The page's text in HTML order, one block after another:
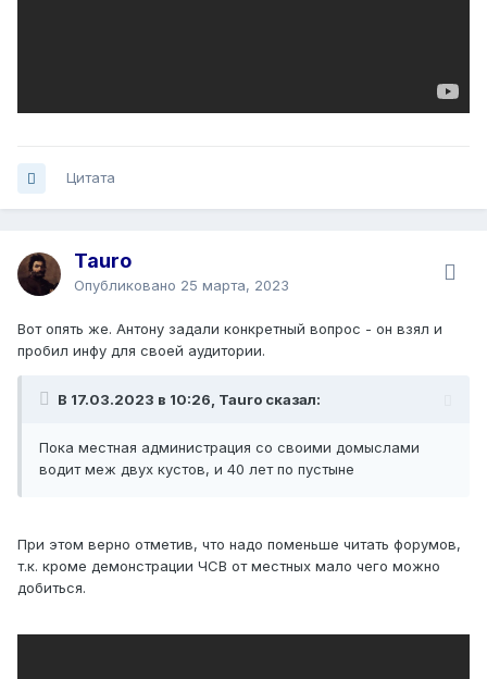
Цитата
Tauro
Опубликовано 25 марта, 2023
Вот опять же. Антону задали конкретный вопрос - он взял и
пробил инфу для своей аудитории.
В 17.03.2023 в 10:26, Tauro сказал:
Пока местная администрация со своими домыслами
водит меж двух кустов, и 40 лет по пустыне
При этом верно отметив, что надо поменьше читать форумов,
т.к. кроме демонстрации ЧСВ от местных мало чего можно
добиться.